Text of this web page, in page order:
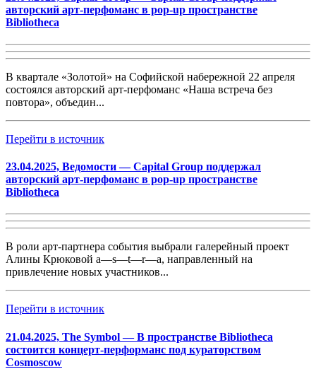
авторский арт-перфоманс в pop-up пространстве
Bibliotheca
В квартале «Золотой» на Софийской набережной 22 апреля
состоялся авторский арт-перфоманс «Наша встреча без
повтора», объедин...
Перейти в источник
23.04.2025, Ведомости — Capital Group поддержал
авторский арт-перфоманс в pop-up пространстве
Bibliotheca
В роли арт-партнера события выбрали галерейный проект
Алины Крюковой a—s—t—r—a, направленный на
привлечение новых участников...
Перейти в источник
21.04.2025, The Symbol — В пространстве Bibliotheca
состоится концерт-перформанс под кураторством
Cosmoscow